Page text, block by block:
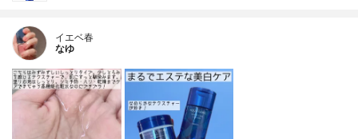
イエベ春
なゆ